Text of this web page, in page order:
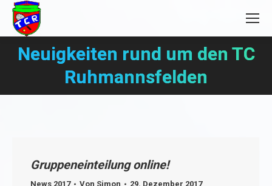
Neuigkeiten rund um den TC
Ruhmannsfelden
Gruppeneinteilung online!
News 2017 Von Simon 29. Dezember 2017